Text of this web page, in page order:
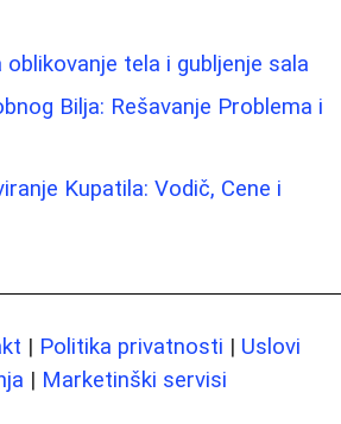
oblikovanje tela i gubljenje sala
Bilja: Rešavanje Problema i
Kupatila: Vodič, Cene i
| Politika privatnosti | Uslovi
| Marketinški servisi